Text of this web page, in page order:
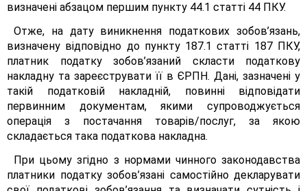
визначені абзацом першим пункту 44.1 статті 44 ПКУ.
Отже, на дату виникнення податкових зобов’язань,
визначену відповідно до пункту 187.1 статті 187 ПКУ,
платник податку зобов’язаний скласти податкову
накладну та зареєструвати її в ЄРПН. Дані, зазначені у
такій податковій накладній, повинні відповідати
первинним документам, якими супроводжується
операція з постачання товарів/послуг, за якою
складається така податкова накладна.
При цьому згідно з нормами чинного законодавства
платники податку зобов’язані самостійно декларувати